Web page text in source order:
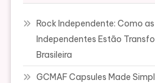
Rock Independente: Como
Independentes Estão
Brasileira
GCMAF Capsules Made